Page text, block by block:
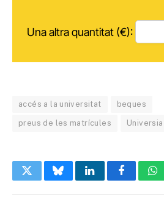
Una altra quantitat (€):
accés a la universitat beques
preus de les matrícules Universia
TwitterBlueskyLinkedInFacebook